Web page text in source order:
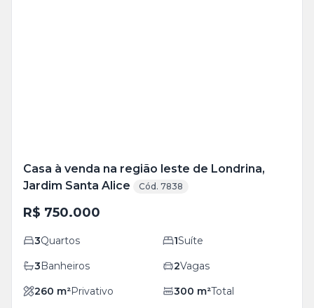
Casa à venda na região leste de Londrina,
Jardim Santa Alice
Cód. 7838
R$ 750.000
3Quartos 1Suíte
3Banheiros 2Vagas
260 m²Privativo 300 m²Total